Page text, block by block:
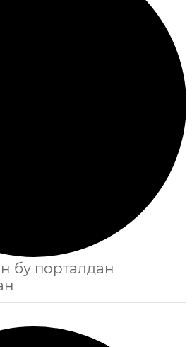
бу порталдан